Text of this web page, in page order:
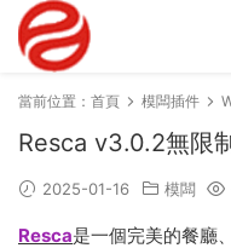
當前位置： 首頁 模闆插件
Resca v3.0.2無限
2025-01-16 模闆
Resca是一個完美的餐廳